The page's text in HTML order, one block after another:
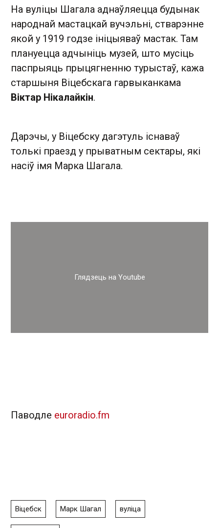
На вуліцы Шагала аднаўляецца будынак
народнай мастацкай вучэльні, стварэнне
якой у 1919 годзе ініцыяваў мастак. Там
плануецца адчыніць музей, што мусіць
паспрыяць прыцягненню турыстаў, кажа
старшыня Віцебскага гарвыканкама
Віктар Нікалайкін.
Дарэчы, у Віцебску дагэтуль існаваў
толькі праезд у прыватным сектары, які
насіў імя Марка Шагала.
Глядзець на Youtube
Паводле euroradio.fm
Віцебск Марк Шагал вуліца